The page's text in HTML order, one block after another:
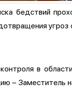
бедствий
в
– Заместитель